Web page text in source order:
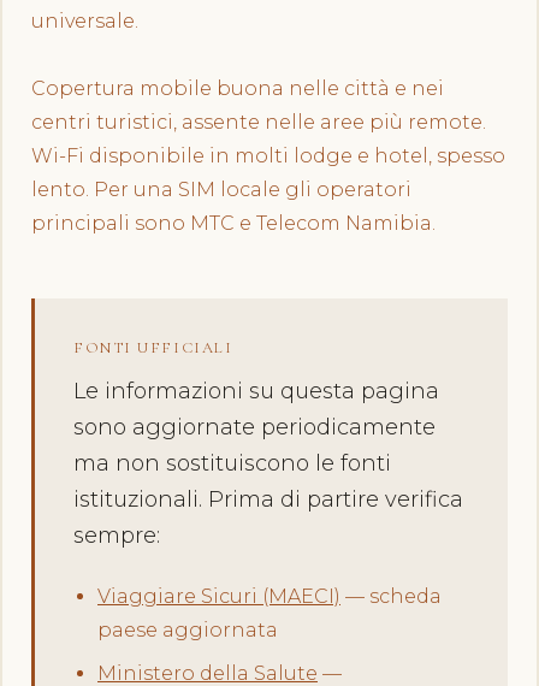
universale.
Copertura mobile buona nelle città e nei
centri turistici, assente nelle aree più remote.
Wi-Fi disponibile in molti lodge e hotel, spesso
lento. Per una SIM locale gli operatori
principali sono MTC e Telecom Namibia.
FONTI UFFICIALI
Le informazioni su questa pagina
sono aggiornate periodicamente
ma non sostituiscono le fonti
istituzionali. Prima di partire verifica
sempre:
Viaggiare Sicuri (MAECI) — scheda
paese aggiornata
Ministero della Salute —